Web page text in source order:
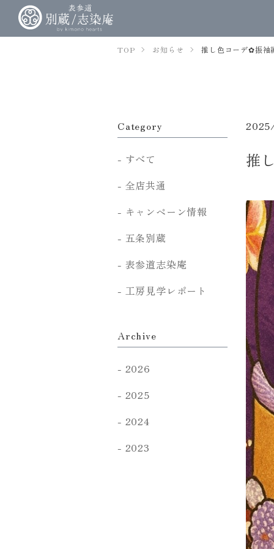
TOP お知らせ 推し色コーデ✿振袖
推
Category
すべて
全店共通
キャンペーン情報
五条別蔵
表参道志染庵
工房見学レポート
Archive
2026
2025
2024
2023